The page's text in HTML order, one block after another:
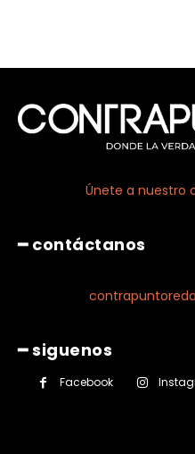
Únete a nuestro
━ contáctanos
━ siguenos
Facebook